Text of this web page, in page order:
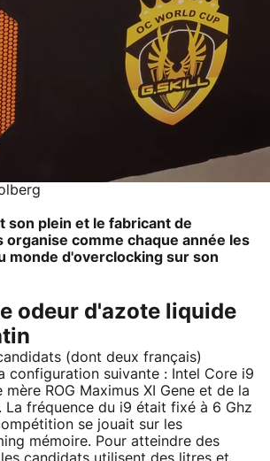
son plein et le fabricant de
organise comme chaque année les
monde d'overclocking sur son
odeur d'azote liquide
(dont deux français)
configuration suivante : Intel Core i9
ROG Maximus XI Gene et de la
La fréquence du i9 était fixé à 6 Ghz
se jouait sur les
mémoire. Pour atteindre des
candidats utilisent des litres et